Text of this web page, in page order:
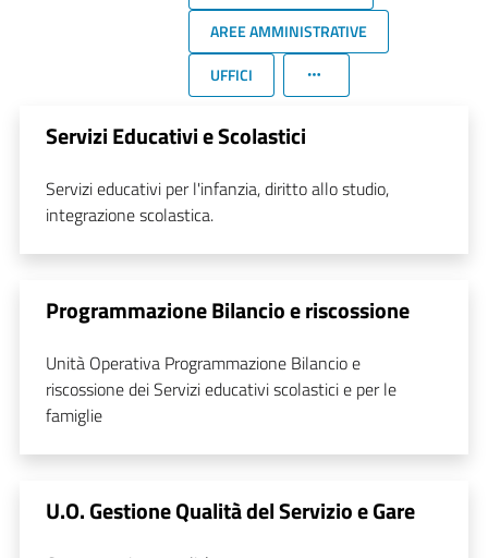
AREE AMMINISTRATIVE
UFFICI
Servizi Educativi e Scolastici
Servizi educativi per l'infanzia, diritto allo studio,
integrazione scolastica.
Programmazione Bilancio e riscossione
Unità Operativa Programmazione Bilancio e
riscossione dei Servizi educativi scolastici e per le
famiglie
U.O. Gestione Qualità del Servizio e Gare